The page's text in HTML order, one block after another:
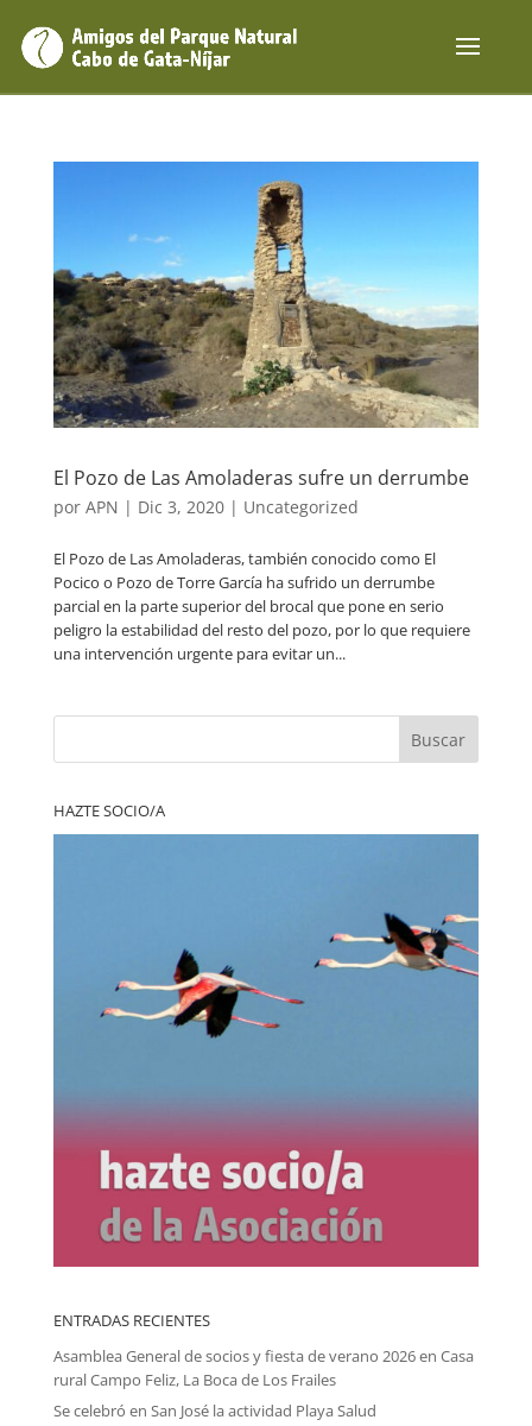
El Pozo de Las Amoladeras sufre un derrumbe
por APN | Dic 3, 2020| Uncategorized
El Pozo de Las Amoladeras, también conocido como El
Pocico o Pozo de Torre García ha sufrido un derrumbe
parcial en la parte superior del brocal que pone en serio
peligro la estabilidad del resto del pozo, por lo que requiere
una intervención urgente para evitar un...
Buscar
HAZTE SOCIO/A
ENTRADAS RECIENTES
Asamblea General de socios y fiesta de verano 2026 en Casa
rural Campo Feliz, La Boca de Los Frailes
Se celebró en San José la actividad Playa Salud